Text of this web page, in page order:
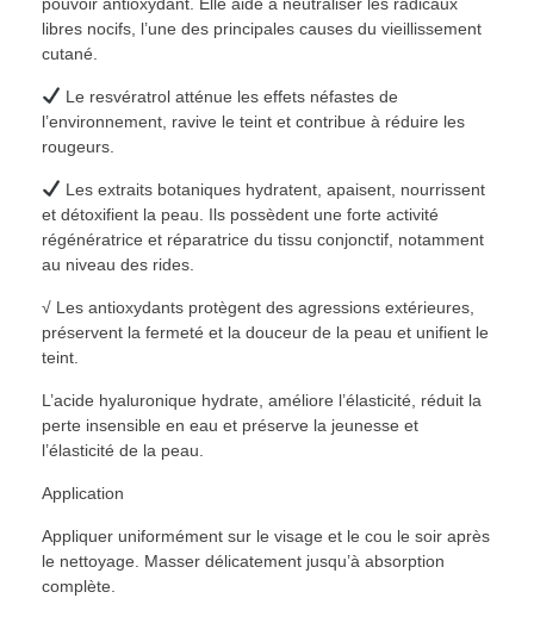
libres nocifs, l’une des principales causes du vieillissement
cutané.
Le resvératrol atténue les effets néfastes de
l’environnement, ravive le teint et contribue à réduire les
rougeurs.
Les extraits botaniques hydratent, apaisent, nourrissent
et détoxifient la peau. Ils possèdent une forte activité
régénératrice et réparatrice du tissu conjonctif, notamment
au niveau des rides.
√ Les antioxydants protègent des agressions extérieures,
préservent la fermeté et la douceur de la peau et unifient le
teint.
L’acide hyaluronique hydrate, améliore l’élasticité, réduit la
perte insensible en eau et préserve la jeunesse et
l’élasticité de la peau.
Application
Appliquer uniformément sur le visage et le cou le soir après
le nettoyage. Masser délicatement jusqu’à absorption
complète.